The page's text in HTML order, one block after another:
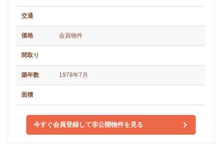
交通
価格 会員物件
間取り
築年数 1978年7月
面積
今すぐ会員登録して非公開物件を見る